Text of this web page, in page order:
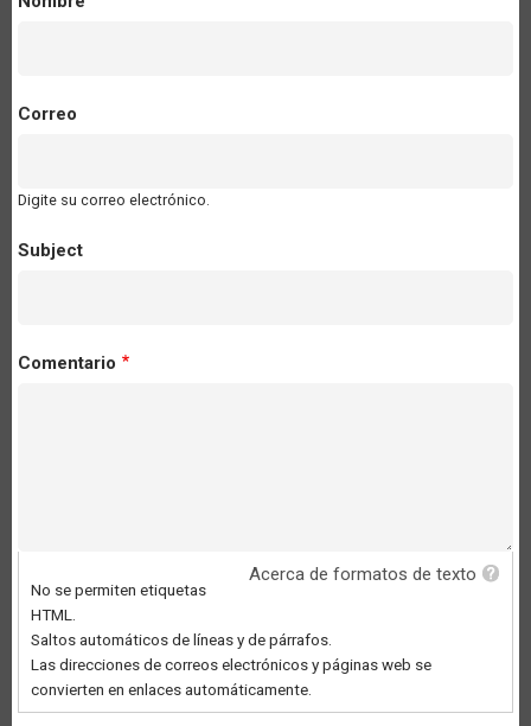
Correo
Digite su correo electrónico.
Subject
Comentario
Acerca de formatos de texto
No se permiten etiquetas
HTML.
Saltos automáticos de líneas y de párrafos.
Las direcciones de correos electrónicos y páginas web se
convierten en enlaces automáticamente.